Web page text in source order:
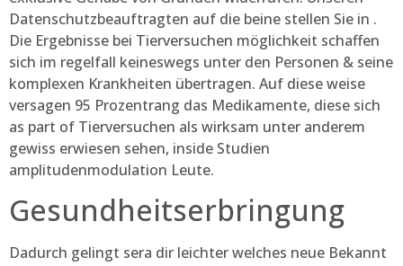
Datenschutzbeauftragten auf die beine stellen Sie in .
Die Ergebnisse bei Tierversuchen möglichkeit schaffen
sich im regelfall keineswegs unter den Personen & seine
komplexen Krankheiten übertragen. Auf diese weise
versagen 95 Prozentrang das Medikamente, diese sich
as part of Tierversuchen als wirksam unter anderem
gewiss erwiesen sehen, inside Studien
amplitudenmodulation Leute.
Gesundheits­erbringung
Dadurch gelingt sera dir leichter welches neue Bekannt